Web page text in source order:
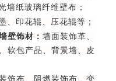
墙纸玻璃纤维壁布；
、印花辊、压花辊等；
壁饰材： 墙面装饰革、
软包产品、背景墙、皮
饰布、阻燃装饰布、变